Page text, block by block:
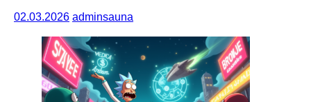
02.03.2026 adminsauna